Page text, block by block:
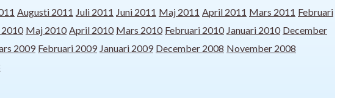
Augusti 2011 Juli 2011 Juni 2011 Maj 2011 April 2011 Mars 2011 Februari
2010 Maj 2010 April 2010 Mars 2010 Februari 2010 Januari 2010 December
2009 Februari 2009 Januari 2009 December 2008 November 2008